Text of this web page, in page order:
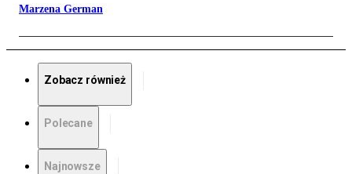
Marzena German
Zobacz również
Polecane
Najnowsze